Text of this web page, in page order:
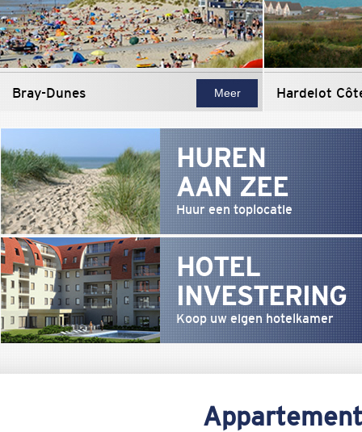
Bray-Dunes Meer Hardelot
HUREN
AAN ZEE
Huur een toplocatie
HOTEL
INVESTERING
Koop uw eigen hotelkamer